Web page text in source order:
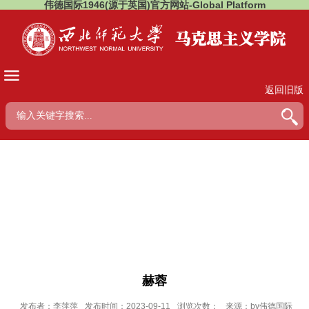
伟德国际1946(源于英国)官方网站-Global Platform
返回旧版
赫蓉
发布者：李萍萍 发布时间：2023-09-11 浏览次数： 来源：bv伟德国际